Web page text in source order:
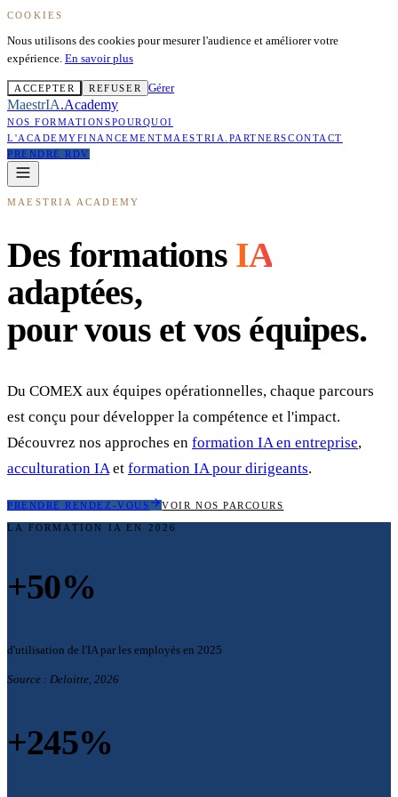
COOKIES
Nous utilisons des cookies pour mesurer l'audience et améliorer votre
expérience. En savoir plus
ACCEPTER REFUSER Gérer
MaestrIA.Academy
NOS FORMATIONSPOURQUOI
L'ACADEMYFINANCEMENTMAESTRIA PARTNERSCONTACT
PRENDRE RDV
MAESTRIA ACADEMY
Des formations IA
adaptées,
pour vous et vos équipes.
Du COMEX aux équipes opérationnelles, chaque parcours
est conçu pour développer la compétence et l'impact.
Découvrez nos approches en formation IA en entreprise,
acculturation IA et formation IA pour dirigeants.
PRENDRE RENDEZ-VOUS VOIR NOS PARCOURS
LA FORMATION IA EN 2026
+50%
d'utilisation de l'IA par les employés en 2025
Source : Deloitte, 2026
+245%